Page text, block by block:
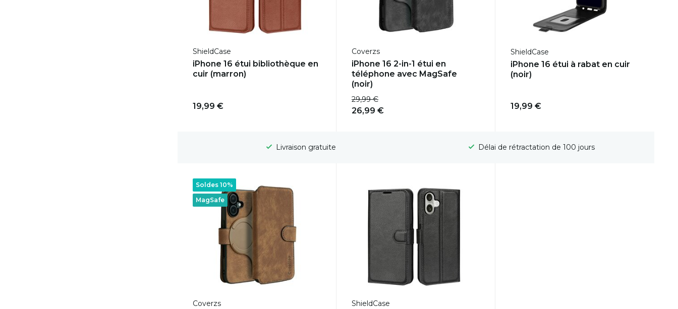
ShieldCase
iPhone 16 étui bibliothèque en
cuir (marron)
19,99 €
Coverzs
iPhone 16 2-in-1 étui en
téléphone avec MagSafe
(noir)
29,99 €
26,99 €
ShieldCase
iPhone 16 étui à rabat en cuir
(noir)
19,99 €
Livraison gratuite Délai de rétractation de 100 jours
MagSafe
Soldes 10%
Coverzs ShieldCase